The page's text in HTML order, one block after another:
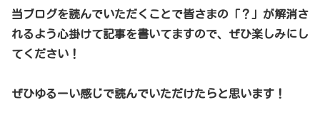
当ブログを読んでいただくことで皆さまの「？」が解消さ
れるよう心掛けて記事を書いてますので、ぜひ楽しみにし
てください！
ぜひゆるーい感じで読んでいただけたらと思います！